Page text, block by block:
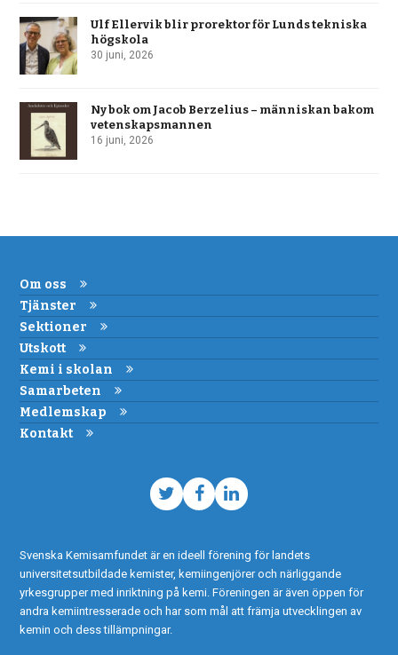
Ulf Ellervik blir prorektor för Lunds tekniska
högskola
30 juni, 2026
Ny bok om Jacob Berzelius – människan bakom
vetenskapsmannen
16 juni, 2026
Om oss
Tjänster
Sektioner
Utskott
Kemi i skolan
Samarbeten
Medlemskap
Kontakt
TwitterFacebook
LinkedIn
Svenska Kemisamfundet är en ideell förening för landets
universitetsutbildade kemister, kemiingenjörer och närliggande
yrkesgrupper med inriktning på kemi. Föreningen är även öppen för
andra kemiintresserade och har som mål att främja utvecklingen av
kemin och dess tillämpningar.